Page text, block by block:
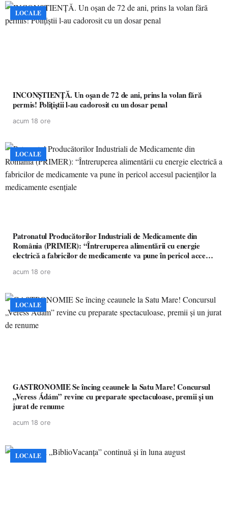
LOCALE
INCONȘTIENȚĂ. Un oșan de 72 de ani, prins la volan fără
permis! Polițiștii l-au cadorosit cu un dosar penal
acum 18 ore
LOCALE
Patronatul Producătorilor Industriali de Medicamente din
România (PRIMER): “Întreruperea alimentării cu energie
electrică a fabricilor de medicamente va pune în pericol accesul
acum 18 ore
LOCALE
GASTRONOMIE Se încing ceaunele la Satu Mare! Concursul
„Veress Ádám” revine cu preparate spectaculoase, premii și un
jurat de renume
acum 18 ore
LOCALE